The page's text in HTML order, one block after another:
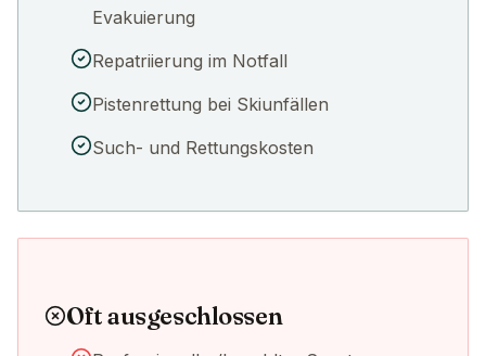
Evakuierung
Repatriierung im Notfall
Pistenrettung bei Skiunfällen
Such- und Rettungskosten
Oft ausgeschlossen